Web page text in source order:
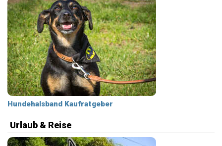
Hundehalsband Kaufratgeber
Urlaub & Reise